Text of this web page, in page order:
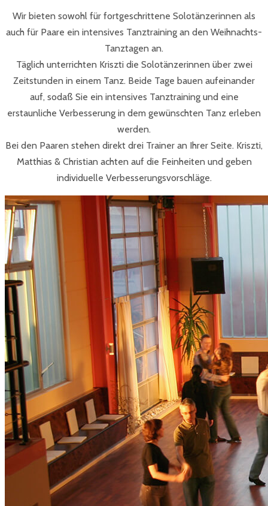
Wir bieten sowohl für fortgeschrittene Solotänzerinnen als
auch für Paare ein intensives Tanztraining an den Weihnachts-
Tanztagen an.
Täglich unterrichten Kriszti die Solotänzerinnen über zwei
Zeitstunden in einem Tanz. Beide Tage bauen aufeinander
auf, sodaß Sie ein intensives Tanztraining und eine
erstaunliche Verbesserung in dem gewünschten Tanz erleben
werden.
Bei den Paaren stehen direkt drei Trainer an Ihrer Seite. Kriszti,
Matthias & Christian achten auf die Feinheiten und geben
individuelle Verbesserungsvorschläge.